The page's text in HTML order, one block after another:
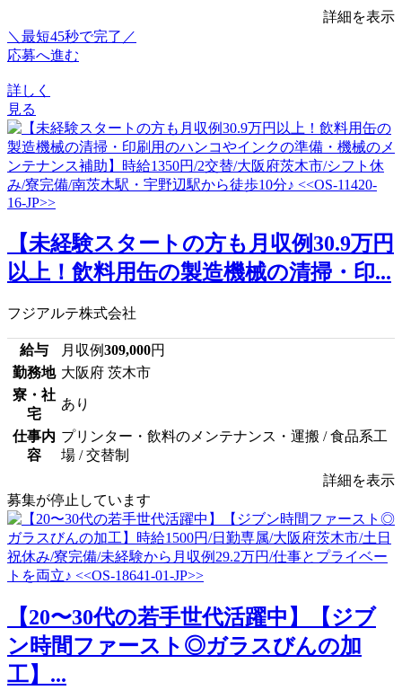
詳細を表示
＼最短45秒で完了／
応募へ進む
詳しく
見る
【未経験スタートの方も月収例30.9万円
以上！飲料用缶の製造機械の清掃・印...
フジアルテ株式会社
給与 月収例309,000円
勤務地 大阪府 茨木市
寮・社
宅
あり
仕事内
容
プリンター・飲料のメンテナンス・運搬 / 食品系工
場 / 交替制
詳細を表示
募集が停止しています
【20〜30代の若手世代活躍中】【ジブ
ン時間ファースト◎ガラスびんの加
工】...